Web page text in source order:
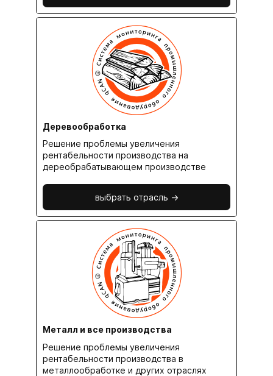
Деревообработка
Решение проблемы увеличения
рентабельности производства на
дереобрабатывающем производстве
выбрать отрасль ->
Металл и все производства
Решение проблемы увеличения
рентабельности производства в
металлообработке и других отраслях